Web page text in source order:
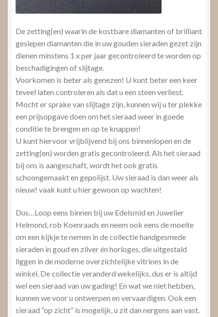
De zetting(en) waarin de kostbare diamanten of brilliant
geslepen diamanten die in uw gouden sieraden gezet zijn
dienen minstens 1 x per jaar gecontroleerd te worden op
beschadigingen of slijtage.
Voorkomen is beter als genezen! U kunt beter een keer
teveel laten controleren als dat u een steen verliest.
Mocht er sprake van slijtage zijn, kunnen wij u ter plekke
een prijsopgave doen om het sieraad weer in goede
conditie te brengen en op te knappen!
U kunt hiervoor vrijblijvend bij ons binnenlopen en de
zetting(en) worden gratis gecontroleerd. Als het sieraad
bij ons is aangeschaft, wordt het ook gratis
schoongemaakt en gepolijst. Uw sieraad is dan weer als
nieuw! vaak kunt u hier gewoon op wachten!
Dus…Loop eens binnen bij uw Edelsmid en Juwelier
Helmond, rob Koenraads en neem ook eens de moeite
om een kijkje te nemen in de collectie handgesmede
sieraden in goud en zilver én horloges, die uitgestald
liggen in de moderne overzichtelijke vitrines in de
winkel. De collectie veranderd wekelijks, dus er is altijd
wel een sieraad van uw gading! En wat we niet hebben,
kunnen we voor u ontwerpen en vervaardigen. Ook een
sieraad “op zicht” is mogelijk, u zit dan nergens aan vast.